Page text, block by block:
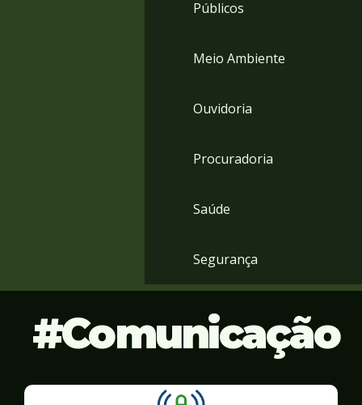
Públicos
Meio Ambiente
Ouvidoria
Procuradoria
Saúde
Segurança
Comunicação